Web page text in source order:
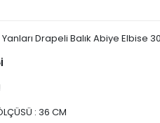
Drapeli Balık Abiye Elbise
: 36 CM